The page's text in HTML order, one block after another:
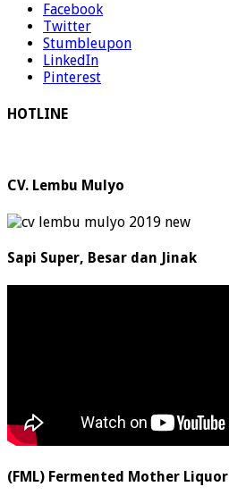
Facebook
Twitter
Stumbleupon
LinkedIn
Pinterest
HOTLINE
CV. Lembu Mulyo
Sapi Super, Besar dan Jinak
(FML) Fermented Mother Liquor